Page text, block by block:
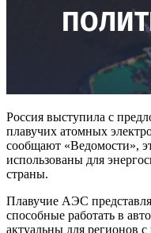
Россия выступила с
плавучих атомных
сообщают «Ведомости»,
использованы для
страны.
Плавучие АЭС
способные работать в
актуальны для регионов